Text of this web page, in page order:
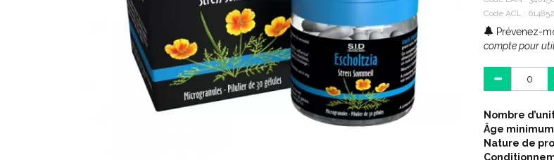
du sommeil.
Existe
Code ACL :
Prévenez-
compte pour
Nombre
Âge minimum
Nature de